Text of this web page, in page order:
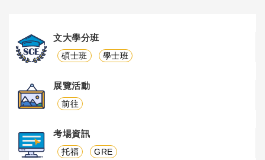
文大學分班
碩士班 學士班
展覽活動
前往
考場資訊
托福 GRE